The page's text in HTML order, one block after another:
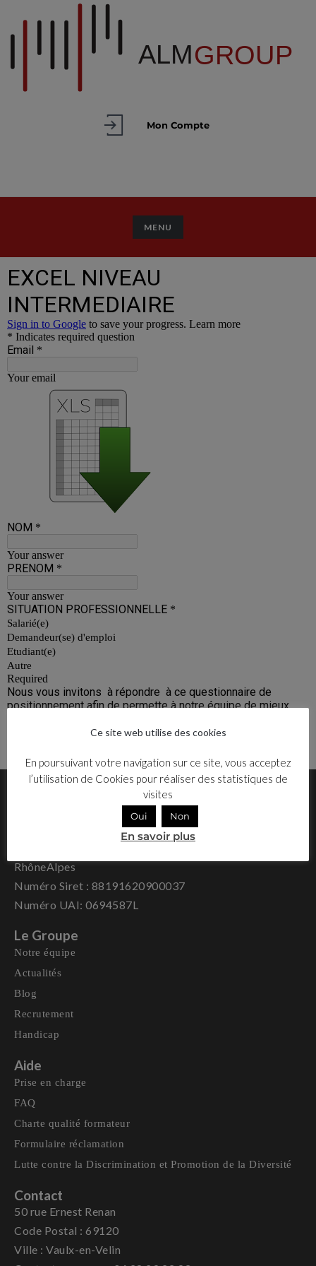
Mon Compte
TOGGLE NAVIGATION
MENU
Déclaration d’activité enregistrée sous le numéro N°
RhôneAlpes
Numéro Siret : 88191620900037
Numéro UAI: 0694587L
Le Groupe
Notre équipe
Actualités
Blog
Recrutement
Handicap
Aide
Prise en charge
FAQ
Charte qualité formateur
Formulaire réclamation
Lutte contre la Discrimination et Promotion de la Diversité
Contact
50 rue Ernest Renan
Code Postal : 69120
Ville : Vaulx-en-Velin
Ce site web utilise des cookies
En poursuivant votre navigation sur ce site, vous acceptez
l’utilisation de Cookies pour réaliser des statistiques de
visites
Oui Non
En savoir plus